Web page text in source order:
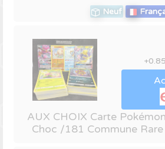
Neuf
AUX CHOIX Carte
Choc /181 Commune